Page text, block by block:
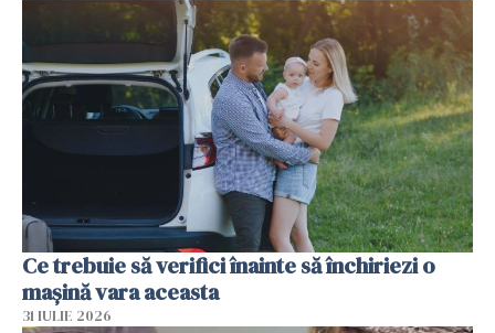
Ce trebuie să verifici înainte să închiriezi o
mașină vara aceasta
31 IULIE 2026